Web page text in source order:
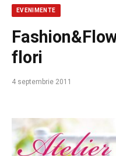
EVENIMENTE
flori
4 septembrie 2011